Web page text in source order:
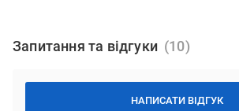
Запитання та відгуки
НАПИСАТИ ВІДГУК